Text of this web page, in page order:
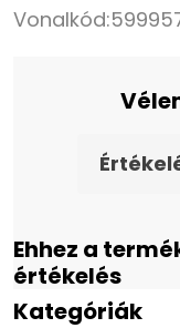
Vonalkód:
Ehhez a
értékelés
Kategóriák